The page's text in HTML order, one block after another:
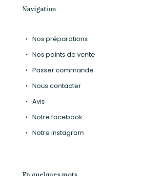
Navigation
Nos préparations
Nos points de vente
Passer commande
Nous contacter
Avis
Notre facebook
Notre instagram